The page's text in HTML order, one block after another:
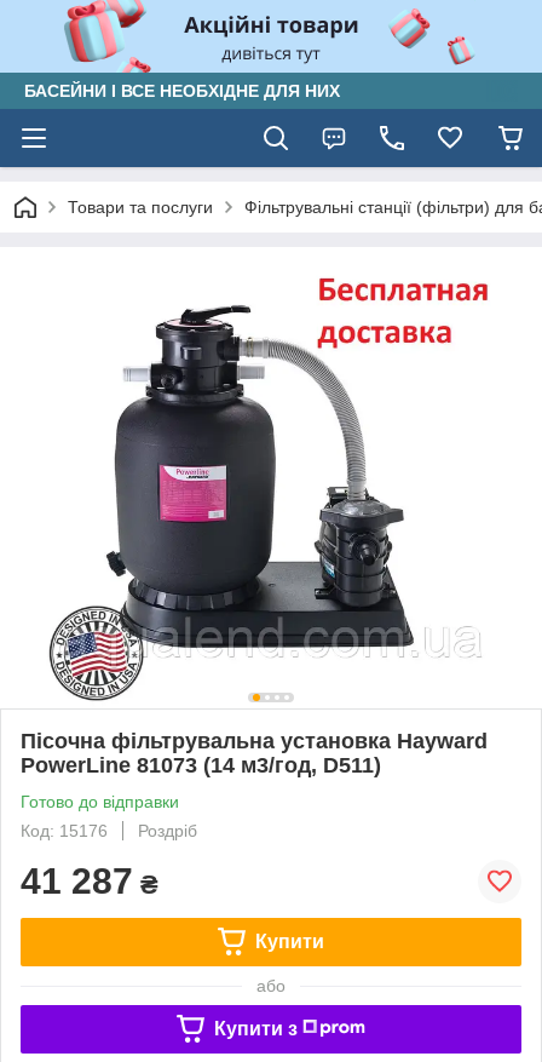
БАСЕЙНИ І ВСЕ НЕОБХІДНЕ ДЛЯ НИХ
Товари та послуги Фільтрувальні станції (фільтри) для
Пісочна фільтрувальна установка Hayward
PowerLine 81073 (14 м3/год, D511)
Готово до відправки
Код: 15176
Роздріб
41 287 ₴
Купити
або
Купити з